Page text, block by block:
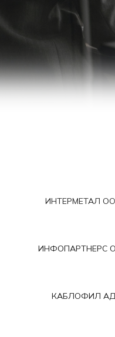
ИНТЕРМЕТАЛ
ИНФОПАРТНЕРС
КАБЛОФИЛ АД